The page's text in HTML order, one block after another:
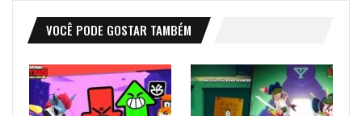
VOCÊ PODE GOSTAR TAMBÉM